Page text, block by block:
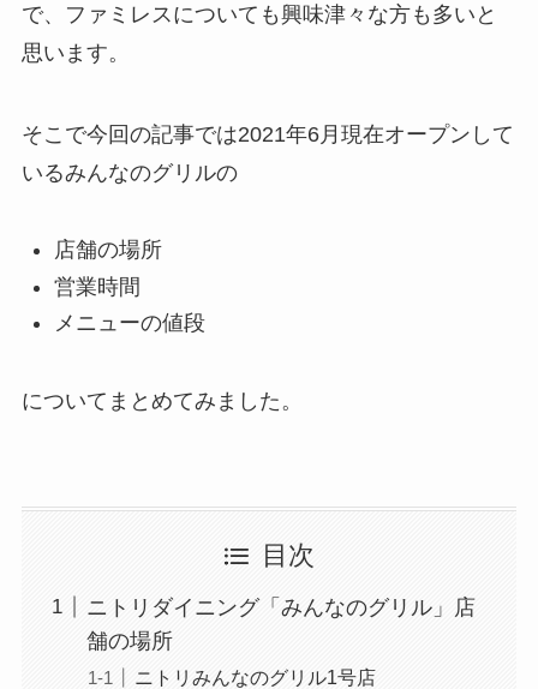
で、ファミレスについても興味津々な方も多いと
思います。
そこで今回の記事では2021年6月現在オープンして
いるみんなのグリルの
店舗の場所
営業時間
メニューの値段
についてまとめてみました。
目次
ニトリダイニング「みんなのグリル」店
舗の場所
ニトリみんなのグリル1号店